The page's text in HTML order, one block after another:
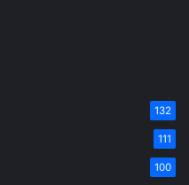
132
111
100